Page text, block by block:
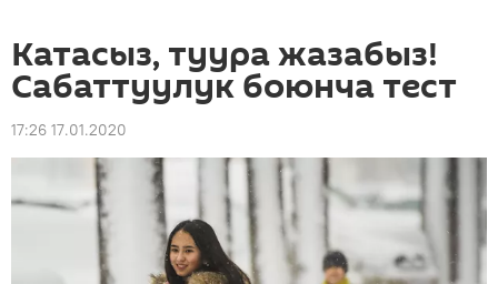
Катасыз, туура жазабыз!
Сабаттуулук боюнча тест
17:26 17.01.2020